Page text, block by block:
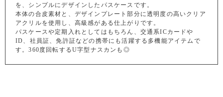
を、シンプルにデザインしたパスケースです。
本体の合皮素材と、デザインプレート部分に透明度の高いクリア
アクリルを使用し、高級感がある仕上がりです。
パスケースや定期入れとしてはもちろん、交通系ICカードや
ID、社員証、免許証などの携帯にも活躍する多機能アイテムで
す。360度回転するU字型ナスカンも◎